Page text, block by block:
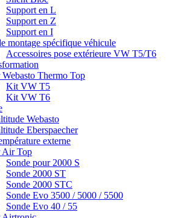
Support en L
Support en Z
Support en I
montage spécifique véhicule
Accessoires pose extérieure VW T5/T6
Webasto Thermo Top
Kit VW T5
Kit VW T6
Webasto
Eberspaecher
externe
Air Top
Sonde pour 2000 S
Sonde 2000 ST
Sonde 2000 STC
Sonde Evo 3500 / 5000 / 5500
Sonde Evo 40 / 55